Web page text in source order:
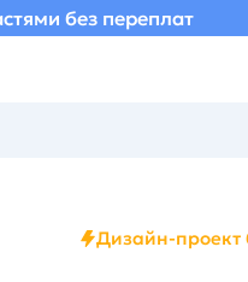
без переплат
Дизайн-проект